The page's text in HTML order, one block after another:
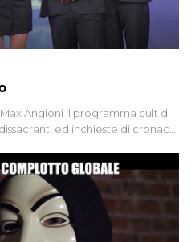
Angioni il programma cult di
ed inchieste di cronaca